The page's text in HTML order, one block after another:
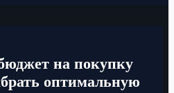
на покупку
оптимальную